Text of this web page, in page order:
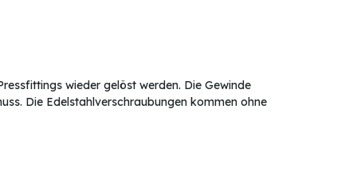
wieder gelöst werden. Die Gewinde
Die Edelstahlverschraubungen kommen ohne